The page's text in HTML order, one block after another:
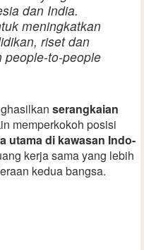
dan India.
meningkatkan
riset dan
people-to-people
serangkaian
memperkokoh posisi
utama di kawasan Indo-
kerja sama yang lebih
kedua bangsa.